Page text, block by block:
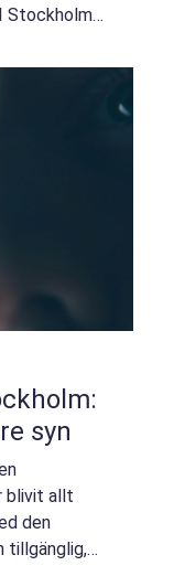
Stockholm
syn
blivit allt
den
tillgänglig,